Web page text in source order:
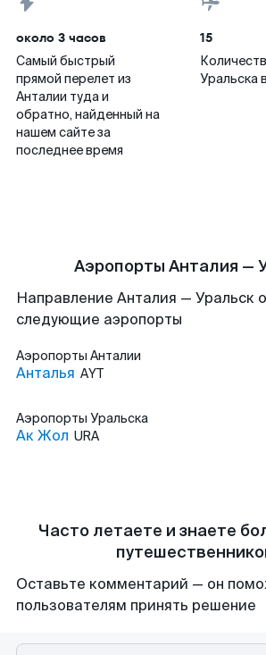
около 3 часов
Самый быстрый
прямой перелет из
Анталии туда и
обратно, найденный на
нашем сайте за
последнее время
15
Уральска
Аэропорты Анталия —
Направление Анталия — Уральск
следующие аэропорты
Аэропорты Анталии
Анталья AYT
Аэропорты Уральска
Ак Жол URA
Часто летаете и знаете
Оставьте комментарий — он
пользователям принять решение